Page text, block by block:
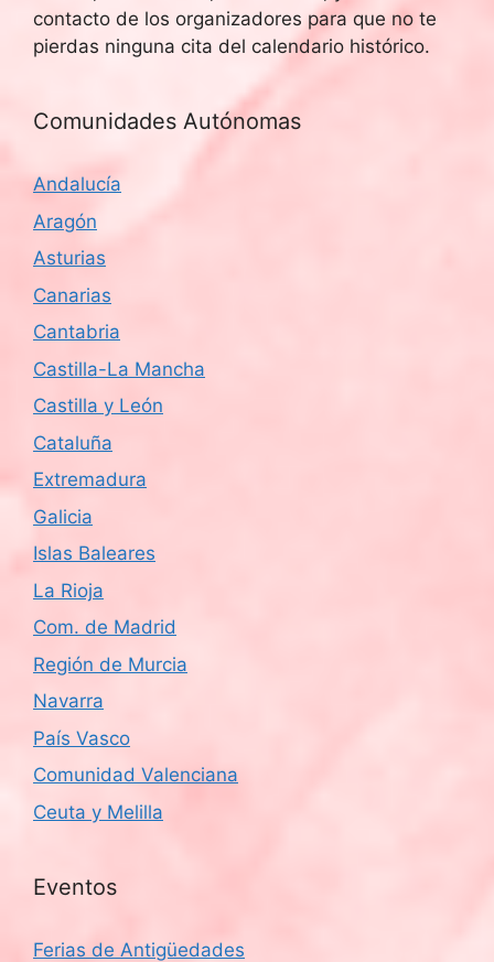
contacto de los organizadores para que no te
pierdas ninguna cita del calendario histórico.
Comunidades Autónomas
Andalucía
Aragón
Asturias
Canarias
Cantabria
Castilla-La Mancha
Castilla y León
Cataluña
Extremadura
Galicia
Islas Baleares
La Rioja
Com. de Madrid
Región de Murcia
Navarra
País Vasco
Comunidad Valenciana
Ceuta y Melilla
Eventos
Ferias de Antigüedades